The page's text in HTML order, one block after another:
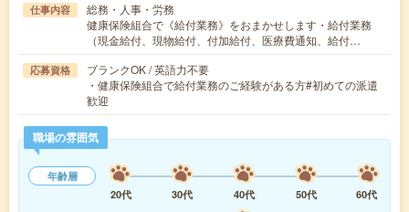
仕事内容
総務・人事・労務
健康保険組合で《給付業務》をおまかせします・給付業務
（現金給付、現物給付、付加給付、医療費通知、給付…
応募資格
ブランクOK / 英語力不要
・健康保険組合で給付業務のご経験がある方#初めての派遣
歓迎
職場の雰囲気
年齢層
20代
30代 40代 50代
60代